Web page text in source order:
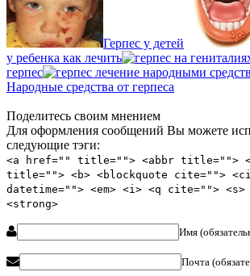
Герпес у детей
у ребенка как лечить
герпес
Народные средства от герпеса
Поделитесь своим мнением
Для оформления сообщений Вы можете
следующие тэги:
<a href="" title=""> <abbr title="">
title=""> <b> <blockquote cite="">
datetime=""> <em> <i> <q cite="">
<strong>
Имя
Почта